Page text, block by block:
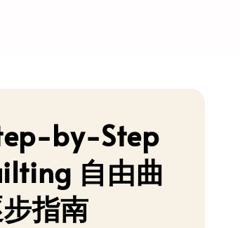
by-Step
自由曲
指南